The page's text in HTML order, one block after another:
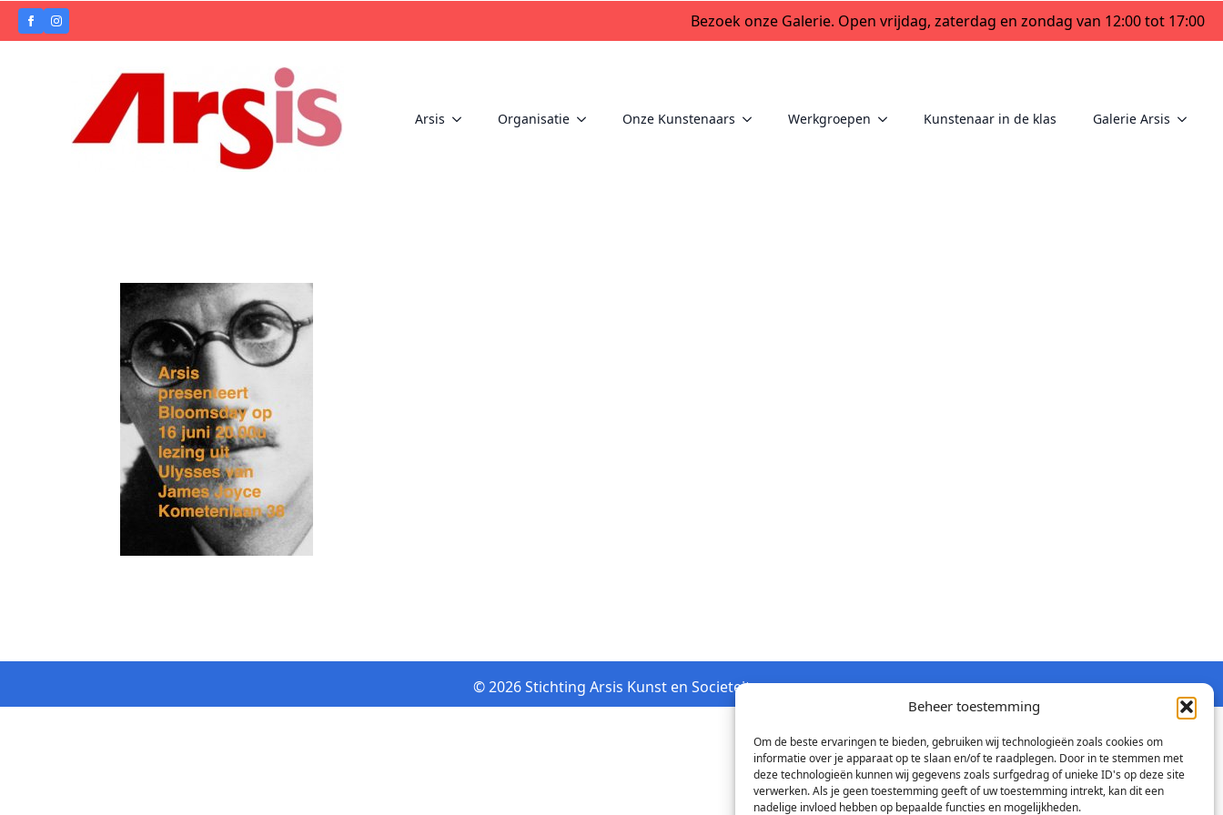
Beheer toestemming
Om de beste ervaringen te bieden, gebruiken wij technologieën zoals cookies om
informatie over je apparaat op te slaan en/of te raadplegen. Door in te stemmen met
deze technologieën kunnen wij gegevens zoals surfgedrag of unieke ID's op deze site
verwerken. Als je geen toestemming geeft of uw toestemming intrekt, kan dit een
nadelige invloed hebben op bepaalde functies en mogelijkheden.
Bezoek onze Galerie. Open vrijdag, zaterdag en zondag van 12:00 tot 17:00
Arsis Organisatie Onze Kunstenaars Werkgroepen Kunstenaar in de klas Galerie Arsis
© 2026 Stichting Arsis Kunst en Societeit